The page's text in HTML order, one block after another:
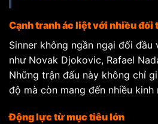
Cạnh tranh ác liệt với nhiều đối
Sinner không ngần ngại đối
như Novak Djokovic, Rafael
Những trận đấu này không chỉ
độ mà còn mang đến nhiều kinh
Động lực từ mục tiêu lớn